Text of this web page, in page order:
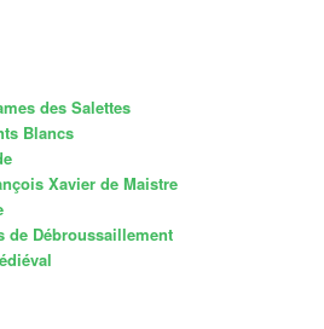
des Salettes
Blancs
Xavier de Maistre
de Débroussaillement